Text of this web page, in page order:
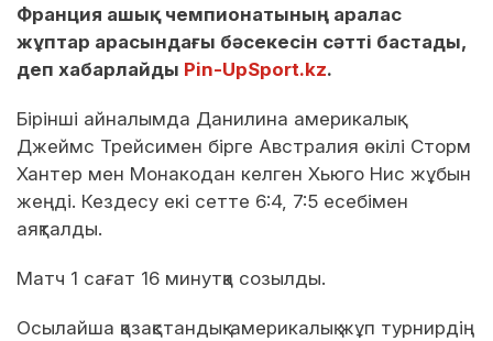
Франция ашық чемпионатының аралас
жұптар арасындағы бәсекесін сәтті бастады,
деп хабарлайды Pin-UpSport.kz.
Бірінші айналымда Данилина америкалық
Джеймс Трейсимен бірге Австралия өкілі Сторм
Хантер мен Монакодан келген Хьюго Нис жұбын
жеңді. Кездесу екі сетте 6:4, 7:5 есебімен
аяқталды.
Матч 1 сағат 16 минутқа созылды.
Осылайша қазақстандық-америкалық жұп турнирдің